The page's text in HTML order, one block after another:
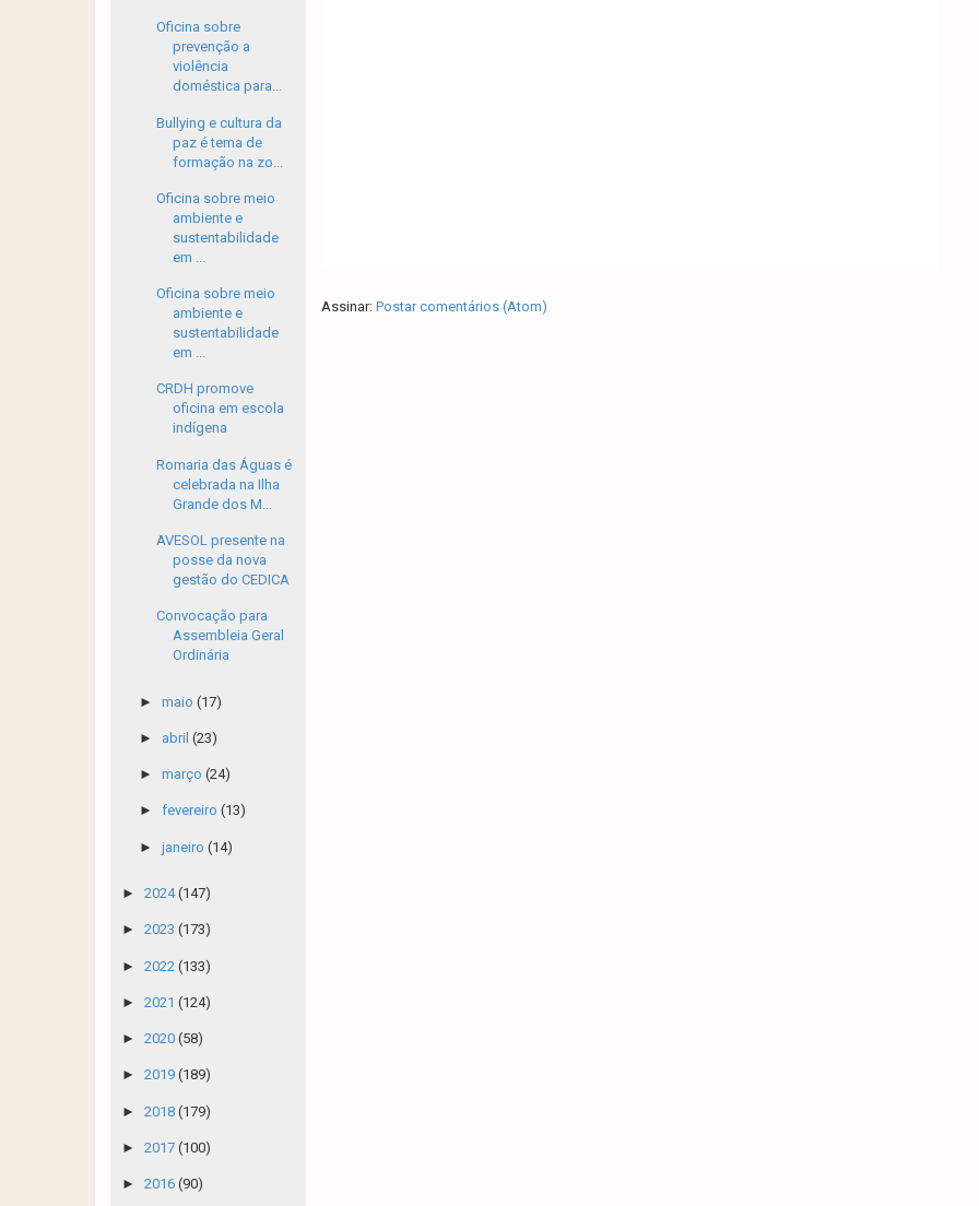
Assinar: Postar comentários (Atom)
Oficina sobre
prevenção a
violência
doméstica para...
Bullying e cultura da
paz é tema de
formação na zo...
Oficina sobre meio
ambiente e
sustentabilidade
em ...
Oficina sobre meio
ambiente e
sustentabilidade
em ...
CRDH promove
oficina em escola
indígena
Romaria das Águas é
celebrada na Ilha
Grande dos M...
AVESOL presente na
posse da nova
gestão do CEDICA
Convocação para
Assembleia Geral
Ordinária
► maio (17)
► abril (23)
► março (24)
► fevereiro (13)
► janeiro (14)
► 2024(147)
► 2023 (173)
► 2022 (133)
► 2021 (124)
► 2020 (58)
► 2019 (189)
► 2018 (179)
► 2017 (100)
► 2016 (90)